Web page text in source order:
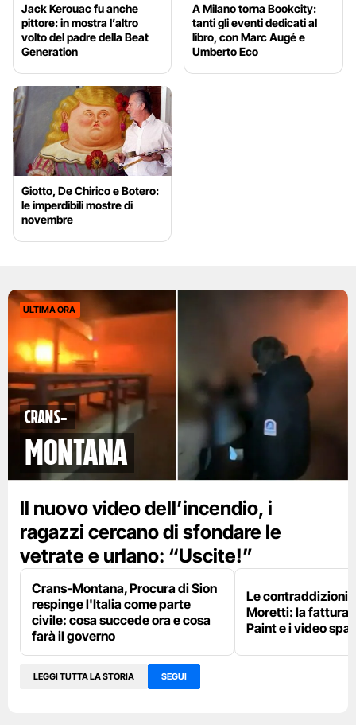
Jack Kerouac fu anche
pittore: in mostra l’altro
volto del padre della Beat
Generation
A Milano torna Bookcity:
tanti gli eventi dedicati al
libro, con Marc Augé e
Umberto Eco
Giotto, De Chirico e Botero:
le imperdibili mostre di
novembre
ULTIMA ORA
Crans-
Montana
Il nuovo video dell’incendio, i
ragazzi cercano di sfondare le
vetrate e urlano: “Uscite!”
Crans-Montana, Procura di Sion
respinge l'Italia come parte
civile: cosa succede ora e cosa
farà il governo
Le contraddizioni
Moretti: la fattura
Paint e i video
LEGGI TUTTA LA STORIA SEGUI